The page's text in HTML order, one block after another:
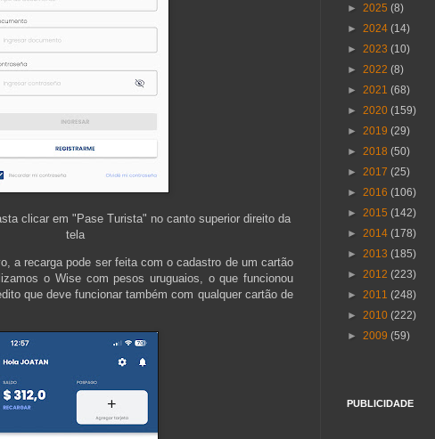
clicar em "Pase Turista" no canto superior direito da
tela
a recarga pode ser feita com o cadastro de um cartão
o Wise com pesos uruguaios, o que funcionou
que deve funcionar também com qualquer cartão de
► 2025 (8)
► 2024 (14)
► 2023 (10)
► 2022 (8)
► 2021 (68)
► 2020 (159)
► 2019 (29)
► 2018 (50)
► 2017 (25)
► 2016 (106)
► 2015 (142)
► 2014 (178)
► 2013 (185)
► 2012 (223)
► 2011 (248)
► 2010 (222)
► 2009 (59)
PUBLICIDADE